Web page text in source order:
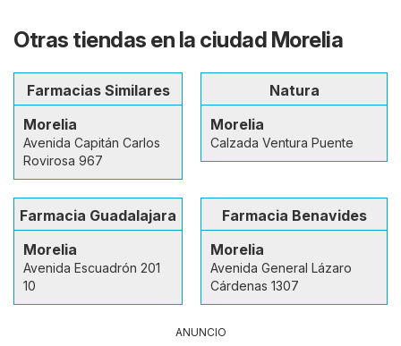
Otras tiendas en la ciudad Morelia
Farmacias Similares
Morelia
Avenida Capitán Carlos
Rovirosa 967
Natura
Morelia
Calzada Ventura Puente
Farmacia Guadalajara
Morelia
Avenida Escuadrón 201
10
Farmacia Benavides
Morelia
Avenida General Lázaro
Cárdenas 1307
ANUNCIO